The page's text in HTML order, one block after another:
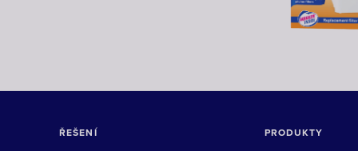
ŘEŠENÍ PRODUKTY